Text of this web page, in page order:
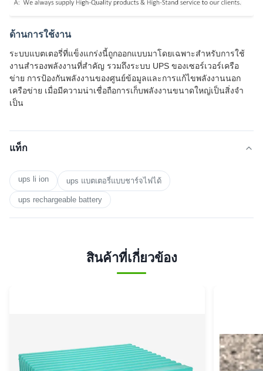
ด้านการใช้งาน
ระบบแบตเตอรี่ที่แข็งแกร่งนี้ถูกออกแบบมาโดยเฉพาะสําหรับการใช้
งานสํารองพลังงานที่สําคัญ รวมถึงระบบ UPS ของเซอร์เวอร์เครือ
ข่าย การป้องกันพลังงานของศูนย์ข้อมูลและการแก้ไขพลังงานนอก
เครือข่าย เมื่อมีความน่าเชื่อถือการเก็บพลังงานขนาดใหญ่เป็นสิ่งจํา
เป็น
แท็ก
ups li ion ups แบตเตอรี่แบบชาร์จไฟได้
ups rechargeable battery
สินค้าที่เกี่ยวข้อง